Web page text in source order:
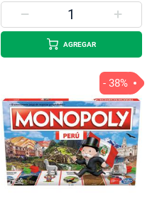
AGREGAR
- 38%